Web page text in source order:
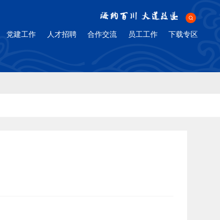
Company
党建工作 人才招聘 合作交流 员工工作 下载专区